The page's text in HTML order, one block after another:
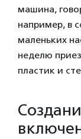
машина,
например, в
маленьких
неделю
пластик и